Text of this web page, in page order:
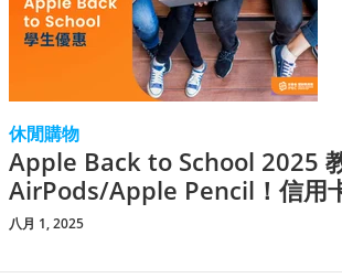
休閒購物
Apple Back to School 2025
AirPods/Apple Pencil！信用
八月 1, 2025